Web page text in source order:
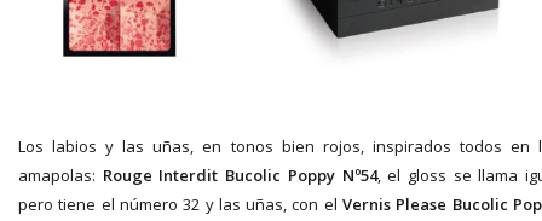
Los labios y las uñas, en tonos bien rojos, inspirados todos en
amapolas: Rouge Interdit Bucolic Poppy Nº54, el gloss se llama
pero tiene el número 32 y las uñas, con elVernis Please Bucolic